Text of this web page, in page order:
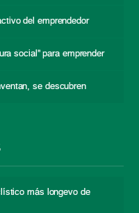
del emprendedor
social” para emprender
se descubren
más longevo de